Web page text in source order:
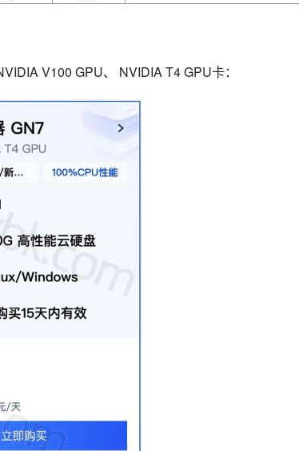
V100 GPU、 NVIDIA T4 GPU卡：